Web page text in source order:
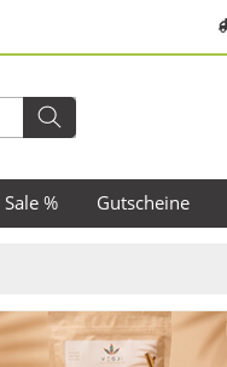
Sale % Gutscheine